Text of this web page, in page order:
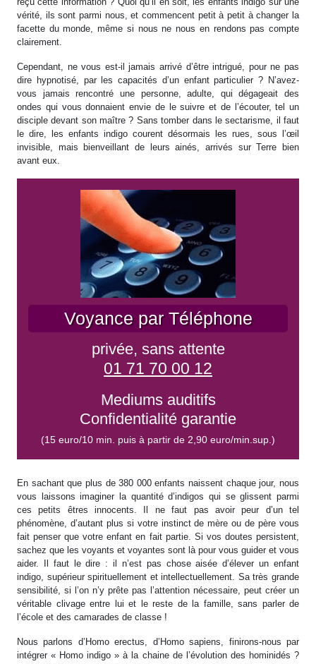
vérité, ils sont parmi nous, et commencent petit à petit à changer la
facette du monde, même si nous ne nous en rendons pas compte
clairement.
Cependant, ne vous est-il jamais arrivé d’être intrigué, pour ne pas
dire hypnotisé, par les capacités d’un enfant particulier ? N’avez-
vous jamais rencontré une personne, adulte, qui dégageait des
ondes qui vous donnaient envie de le suivre et de l’écouter, tel un
disciple devant son maître ? Sans tomber dans le sectarisme, il faut
le dire, les enfants indigo courent désormais les rues, sous l’œil
invisible, mais bienveillant de leurs ainés, arrivés sur Terre bien
avant eux.
Voyance par Téléphone
privée, sans attente
01 71 70 00 12
Mediums auditifs
Confidentialité garantie
(15 euro/10 min. puis à partir de 2,90 euro/min.sup.)
En sachant que plus de 380 000 enfants naissent chaque jour, nous
vous laissons imaginer la quantité d’indigos qui se glissent parmi
ces petits êtres innocents. Il ne faut pas avoir peur d’un tel
phénomène, d’autant plus si votre instinct de mère ou de père vous
fait penser que votre enfant en fait partie. Si vos doutes persistent,
sachez que les voyants et voyantes sont là pour vous guider et vous
aider. Il faut le dire : il n’est pas chose aisée d’élever un enfant
indigo, supérieur spirituellement et intellectuellement. Sa très grande
sensibilité, si l’on n’y prête pas l’attention nécessaire, peut créer un
véritable clivage entre lui et le reste de la famille, sans parler de
l’école et des camarades de classe !
Nous parlons d’Homo erectus, d’Homo sapiens, finirons-nous par
intégrer « Homo indigo » à la chaine de l’évolution des hominidés ?